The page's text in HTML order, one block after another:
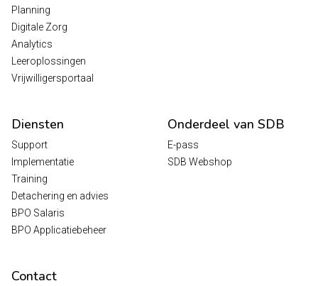
Planning
Digitale Zorg
Analytics
Leeroplossingen
Vrijwilligersportaal
Diensten
Support
Implementatie
Training
Detachering en advies
BPO Salaris
BPO Applicatiebeheer
Onderdeel van SDB
E-pass
SDB Webshop
Contact